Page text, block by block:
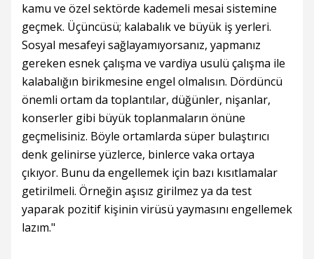
kamu ve özel sektörde kademeli mesai sistemine
geçmek. Üçüncüsü; kalabalık ve büyük iş yerleri.
Sosyal mesafeyi sağlayamıyorsanız, yapmanız
gereken esnek çalışma ve vardiya usulü çalışma ile
kalabalığın birikmesine engel olmalısın. Dördüncü
önemli ortam da toplantılar, düğünler, nişanlar,
konserler gibi büyük toplanmaların önüne
geçmelisiniz. Böyle ortamlarda süper bulaştırıcı
denk gelinirse yüzlerce, binlerce vaka ortaya
çıkıyor. Bunu da engellemek için bazı kısıtlamalar
getirilmeli. Örneğin aşısız girilmez ya da test
yaparak pozitif kişinin virüsü yaymasını engellemek
lazım."